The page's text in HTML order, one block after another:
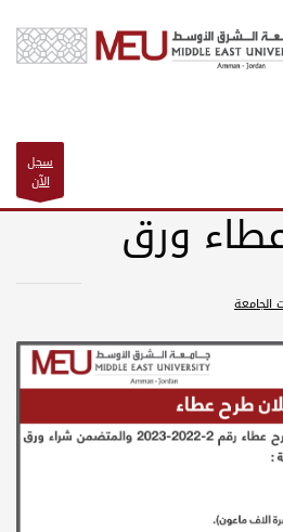
سجل
الآن
ورق
الجامعة